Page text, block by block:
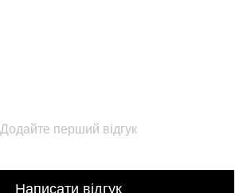
Додайте перший відгук
Написати відгук